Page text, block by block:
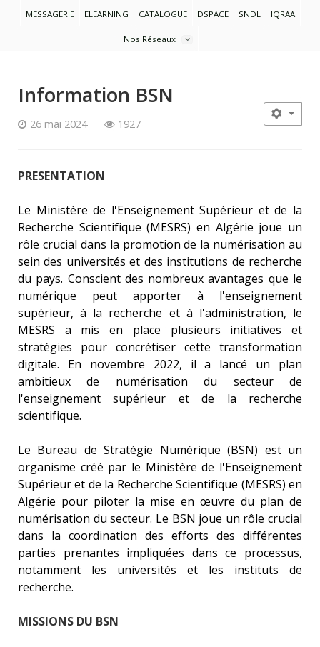
MESSAGERIE ELEARNING CATALOGUE DSPACE SNDL IQRAA
Nos Réseaux
Information BSN
26 mai 2024 1927
PRESENTATION
Le Ministère de l'Enseignement Supérieur et de la
Recherche Scientifique (MESRS) en Algérie joue un
rôle crucial dans la promotion de la numérisation au
sein des universités et des institutions de recherche
du pays. Conscient des nombreux avantages que le
numérique peut apporter à l'enseignement
supérieur, à la recherche et à l'administration, le
MESRS a mis en place plusieurs initiatives et
stratégies pour concrétiser cette transformation
digitale. En novembre 2022, il a lancé un plan
ambitieux de numérisation du secteur de
l'enseignement supérieur et de la recherche
scientifique.
Le Bureau de Stratégie Numérique (BSN) est un
organisme créé par le Ministère de l'Enseignement
Supérieur et de la Recherche Scientifique (MESRS) en
Algérie pour piloter la mise en œuvre du plan de
numérisation du secteur. Le BSN joue un rôle crucial
dans la coordination des efforts des différentes
parties prenantes impliquées dans ce processus,
notamment les universités et les instituts de
recherche.
MISSIONS DU BSN